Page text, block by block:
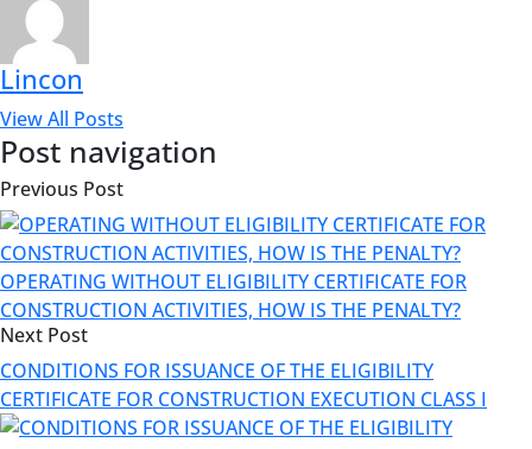
Lincon
View All Posts
Post navigation
Previous Post
OPERATING WITHOUT ELIGIBILITY CERTIFICATE FOR
CONSTRUCTION ACTIVITIES, HOW IS THE PENALTY?
Next Post
CONDITIONS FOR ISSUANCE OF THE ELIGIBILITY
CERTIFICATE FOR CONSTRUCTION EXECUTION CLASS I